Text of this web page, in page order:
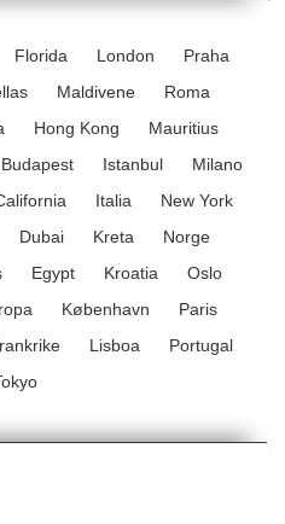
Florida London
Praha
Maldivene
Roma
Hong Kong
Mauritius
Budapest Istanbul
Milano
Italia
New York
Dubai Kreta
Norge
Egypt Kroatia
Oslo
København
Paris
Lisboa
Portugal